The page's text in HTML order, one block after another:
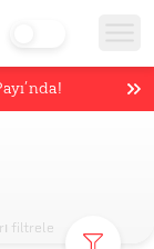
filtrele